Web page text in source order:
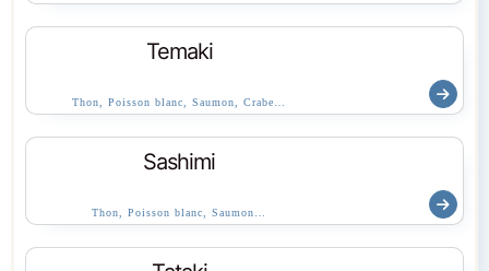
Temaki
Thon, Poisson blanc, Saumon, Crabe…
Sashimi
Thon, Poisson blanc, Saumon…